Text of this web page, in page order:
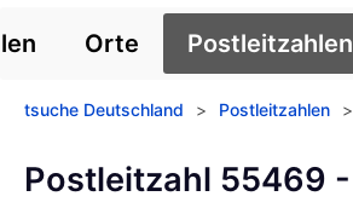
Orte Postleitzahlen
tsuche Deutschland > Postleitzahlen >
Postleitzahl 55469 -